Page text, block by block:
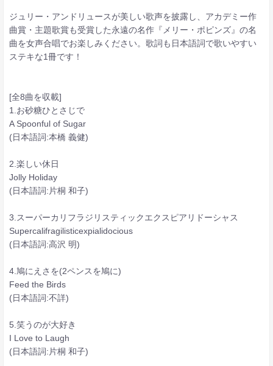
ジュリー・アンドリュースが美しい歌声を披露し、アカデミー作
曲賞・主題歌賞も受賞した永遠の名作『メリー・ポピンズ』の名
曲を女声合唱でお楽しみください。歌詞も日本語詞で歌いやすい
ステキな1冊です！
[全8曲を収載]
1.お砂糖ひとさじで
A Spoonful of Sugar
(日本語詞:本橋 義健)
2.楽しい休日
Jolly Holiday
(日本語詞:片桐 和子)
3.スーパーカリフラジリスティックエクスピアリドーシャス
Supercalifragilisticexpialidocious
(日本語詞:高沢 明)
4.鳩にえさを(2ペンスを鳩に)
Feed the Birds
(日本語詞:不詳)
5.笑うのが大好き
I Love to Laugh
(日本語詞:片桐 和子)